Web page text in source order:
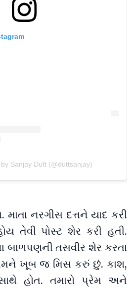
Sanjay Dutt (@duttsanjay)
નરગીસ દત્તને યાદ કરી
તેવી પોસ્ટ શેર કરી હતી.
બાળપણની તસવીર શેર કરતા
ખૂબ જ મિસ કરું છું. કાશ,
હોત. તમારો પ્રેમ અને